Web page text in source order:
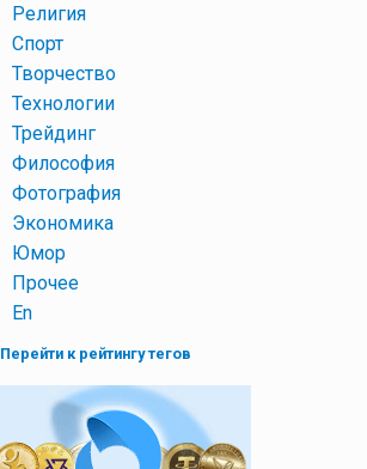
Религия
Спорт
Творчество
Технологии
Трейдинг
Философия
Фотография
Экономика
Юмор
Прочее
En
Перейти к рейтингу тегов